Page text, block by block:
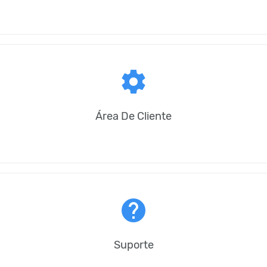
settings
Área De Cliente
help
Suporte